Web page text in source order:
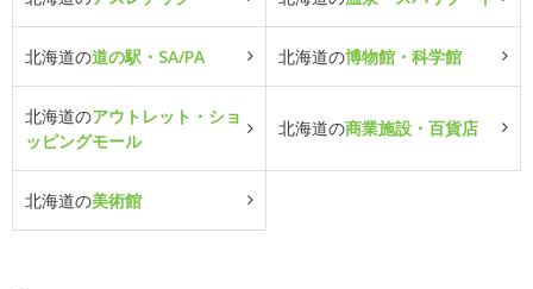
北海道の道の駅・SA/PA 北海道の博物館・科学館
北海道のアウトレット・ショ
ッピングモール
北海道の商業施設・百貨店
北海道の美術館